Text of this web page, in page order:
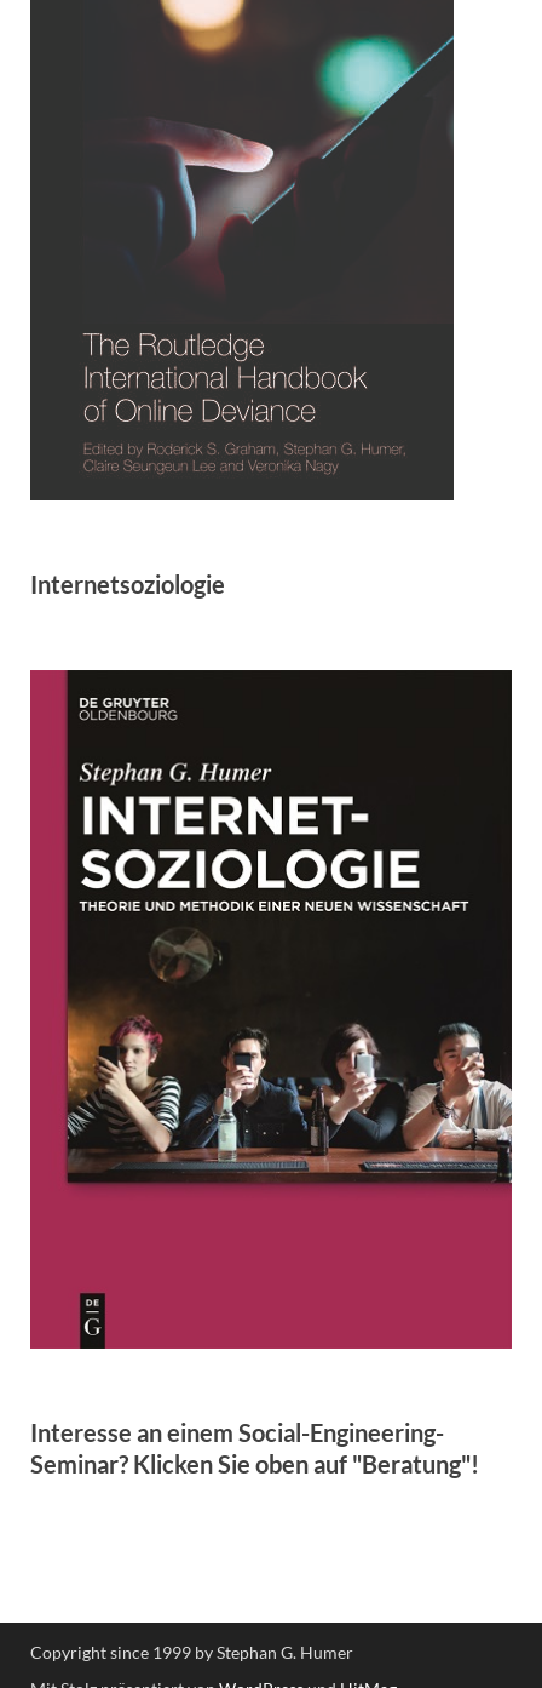
Internetsoziologie
Interesse an einem Social-Engineering-
Seminar? Klicken Sie oben auf "Beratung"!
Copyright since 1999 by Stephan G. Humer